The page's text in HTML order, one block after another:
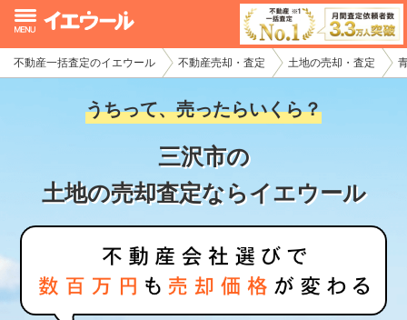
不動産一括査定のイエウール 不動産売却・査定 土地の売却・査定
うちって、売ったらいくら？
三沢市の
土地の売却査定ならイエウール
イエウール加盟希望の不動産会社様
初めての方へ
不動産の売却・一括査定
家査定シミュレーター
お問い合わせ